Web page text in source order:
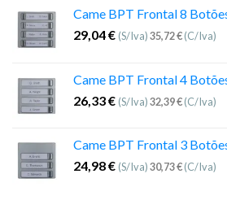
Came BPT Frontal 8
29,04€ (S/Iva)35,72€(C/Iva)
Came BPT Frontal 4
26,33€ (S/Iva)32,39€(C/Iva)
Came BPT Frontal 3
24,98€ (S/Iva)30,73€(C/Iva)